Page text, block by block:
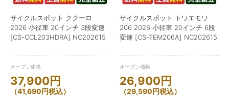
サイクルスポット ククーロ
2026 小径車 20インチ 3段変速
[CS-CCL203HDRA] NC202615
オープン価格
37,900円
（41,690円税込）
サイクルスポット トワエモワ
206 2026 小径車 20インチ 6段
変速 [CS-TEM206A] NC202615
オープン価格
26,900円
（29,590円税込）